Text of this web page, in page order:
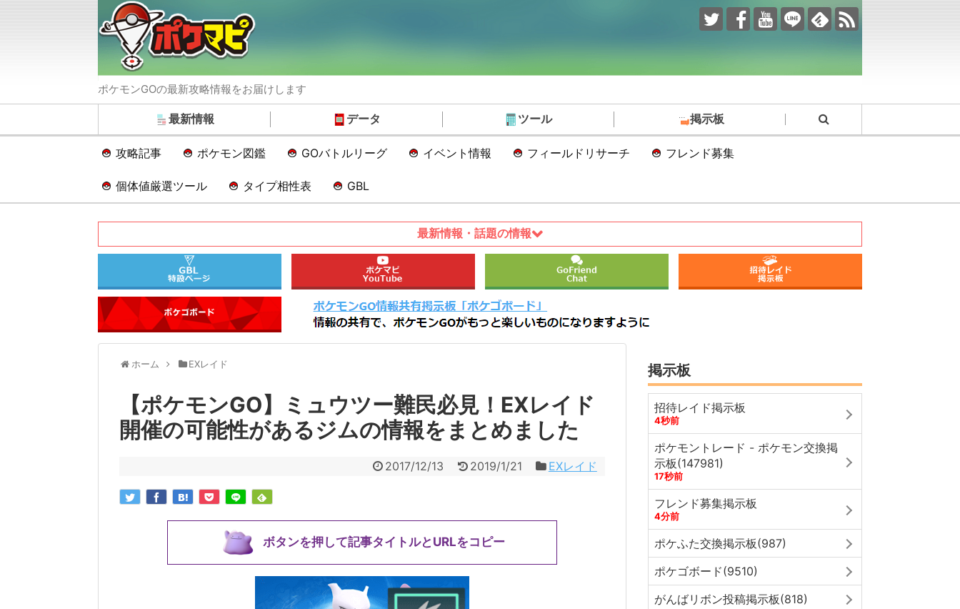
ポケモンGOの最新攻略情報をお届けします
最新情報 データ ツール 掲示板
攻略記事 ポケモン図鑑 GOバトルリーグ イベント情報 フィールドリサーチ フレンド募集
個体値厳選ツール タイプ相性表 GBL
最新情報・話題の情報
ホーム EXレイド
【ポケモンGO】ミュウツー難民必見！EXレイド
開催の可能性があるジムの情報をまとめました
2017/12/13 2019/1/21 EXレイド
ボタンを押して記事タイトルとURLをコピー
掲示板
招待レイド掲示板
4秒前
ポケモントレード - ポケモン交換掲
示板(147981)
17秒前
フレンド募集掲示板
4分前
ポケふた交換掲示板(987)
ポケゴボード(9510)
がんばリボン投稿掲示板(818)